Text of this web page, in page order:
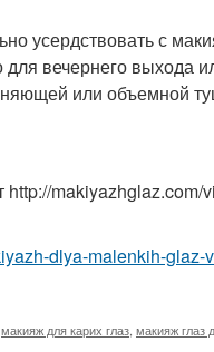
усердствовать с
вечернего выхода
или объемной
http://
dlya-malenkih-glaz-
макияж для карих глаз макияж глаз